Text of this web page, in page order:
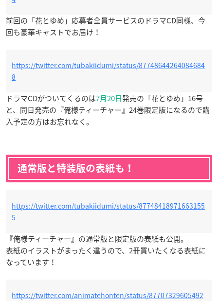
前回の「花とゆめ」応募者全員サービスのドラマCD同様、今
回も豪華キャストでお届け！
https://twitter.com/tubakiidumi/status/87748644264084684
8
ドラマCDがついてくるのは7月20日発売の「花とゆめ」16号
と、同日発売の『俺様ティーチャー』24巻限定版になるので購
入予定の方はお忘れなく。
通常版と特装版の表紙も！
https://twitter.com/tubakiidumi/status/87748418971663155
5
『俺様ティーチャー』の通常版と限定版の表紙も公開。
表紙のイラストがまったく違うので、2冊買いたくなる表紙に
なっています！
https://twitter.com/animatehonten/status/87707329605492